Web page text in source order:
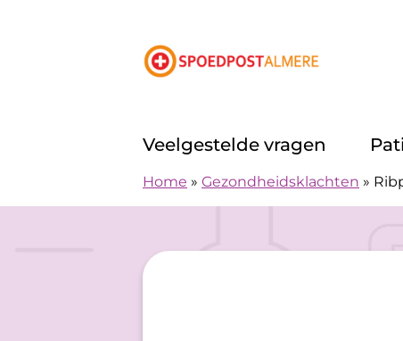
Veelgestelde vragen
Home » Gezondheidsklachten »